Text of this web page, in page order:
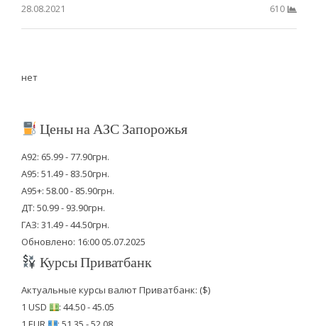
28.08.2021
610
нет
Цены на АЗС Запорожья
А92: 65.99 - 77.90грн.
А95: 51.49 - 83.50грн.
А95+: 58.00 - 85.90грн.
ДТ: 50.99 - 93.90грн.
ГАЗ: 31.49 - 44.50грн.
Обновлено: 16:00 05.07.2025
Курсы Приватбанк
Актуальные курсы валют Приватбанк: ($)
1 USD
: 44.50 - 45.05